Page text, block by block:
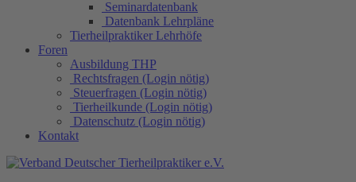
Seminardatenbank
Datenbank Lehrpläne
Tierheilpraktiker Lehrhöfe
Foren
Ausbildung THP
Rechtsfragen (Login nötig)
Steuerfragen (Login nötig)
Tierheilkunde (Login nötig)
Datenschutz (Login nötig)
Kontakt